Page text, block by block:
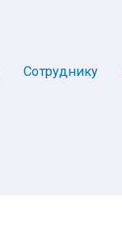
Сотруднику